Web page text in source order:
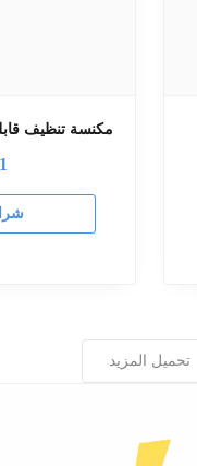
مكنسة تنظيف قابلة
تحميل المزيد